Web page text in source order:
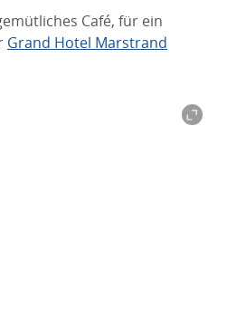
Café, für ein
Grand Hotel Marstrand